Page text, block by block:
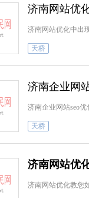
济南网站优
济南网站优化中出
天桥
济南企业网
济南企业网站seo
天桥
济南网站优
济南网站优化教您